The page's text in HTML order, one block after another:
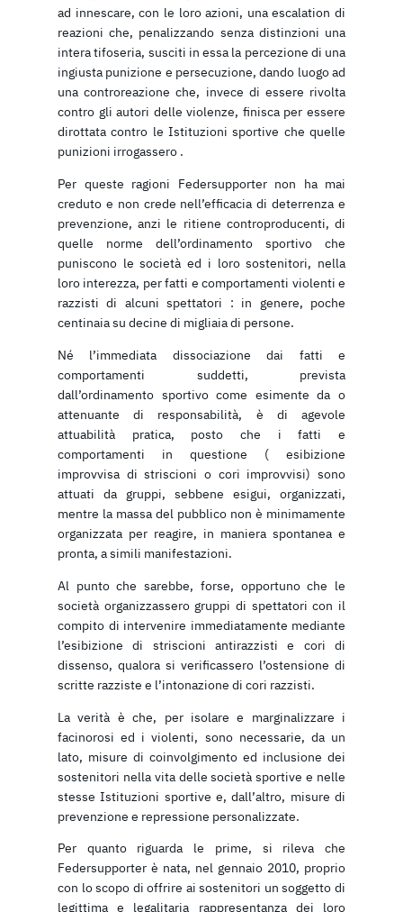
ad innescare, con le loro azioni, una escalation di
reazioni che, penalizzando senza distinzioni una
intera tifoseria, susciti in essa la percezione di una
ingiusta punizione e persecuzione, dando luogo ad
una controreazione che, invece di essere rivolta
contro gli autori delle violenze, finisca per essere
dirottata contro le Istituzioni sportive che quelle
punizioni irrogassero .
Per queste ragioni Federsupporter non ha mai
creduto e non crede nell’efficacia di deterrenza e
prevenzione, anzi le ritiene controproducenti, di
quelle norme dell’ordinamento sportivo che
puniscono le società ed i loro sostenitori, nella
loro interezza, per fatti e comportamenti violenti e
razzisti di alcuni spettatori : in genere, poche
centinaia su decine di migliaia di persone.
Né l’immediata dissociazione dai fatti e
comportamenti suddetti, prevista
dall’ordinamento sportivo come esimente da o
attenuante di responsabilità, è di agevole
attuabilità pratica, posto che i fatti e
comportamenti in questione ( esibizione
improvvisa di striscioni o cori improvvisi) sono
attuati da gruppi, sebbene esigui, organizzati,
mentre la massa del pubblico non è minimamente
organizzata per reagire, in maniera spontanea e
pronta, a simili manifestazioni.
Al punto che sarebbe, forse, opportuno che le
società organizzassero gruppi di spettatori con il
compito di intervenire immediatamente mediante
l’esibizione di striscioni antirazzisti e cori di
dissenso, qualora si verificassero l’ostensione di
scritte razziste e l’intonazione di cori razzisti.
La verità è che, per isolare e marginalizzare i
facinorosi ed i violenti, sono necessarie, da un
lato, misure di coinvolgimento ed inclusione dei
sostenitori nella vita delle società sportive e nelle
stesse Istituzioni sportive e, dall’altro, misure di
prevenzione e repressione personalizzate.
Per quanto riguarda le prime, si rileva che
Federsupporter è nata, nel gennaio 2010, proprio
con lo scopo di offrire ai sostenitori un soggetto di
legittima e legalitaria rappresentanza dei loro